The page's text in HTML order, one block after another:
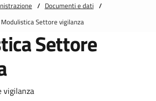
/ Documenti e dati /
Modulistica Settore vigilanza
Settore
vigilanza